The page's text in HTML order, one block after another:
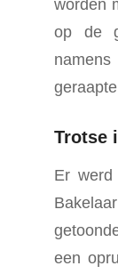
worden
op de
Trotse
Er
een